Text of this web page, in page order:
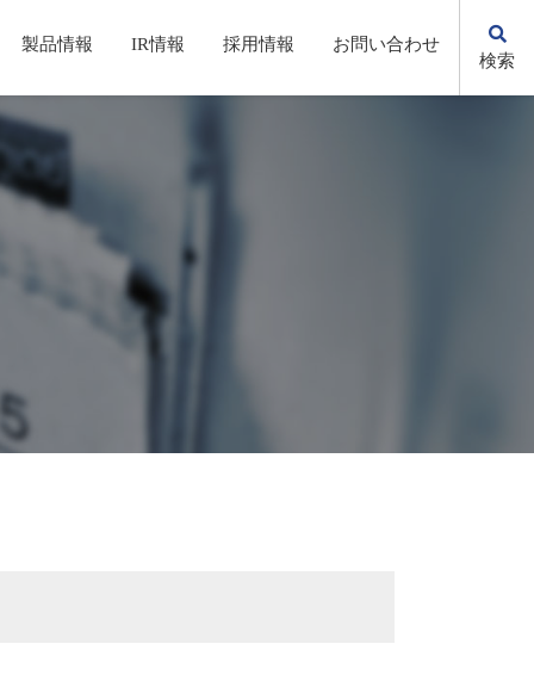
の歩み
への取り組み
製品情報
化・省力化機器/システム
IR情報
総会(招集通知・決議通知）
公告
採用情報
社員の声
お問い合わせ
検索